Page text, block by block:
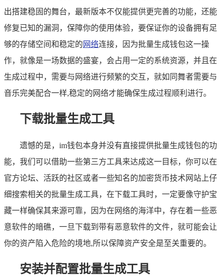
出搭建稳固的舞台，最新版本不仅能提供更完善的功能，还能
修复已知的漏洞，保障你的使用体验，要保证你的设备拥有足
够的存储空间和稳定的 网络连接，因为批量生成钱包这一操
作，就像是一场数据的盛宴，会占用一定的系统资源，并且在
生成过程中，需要与网络进行频繁的交互，就如同舞者需要与
音乐完美配合一样,稳定的网络才能确保生成过程顺利进行。
下载批量生成工具
遗憾的是，im钱包本身并没有直接提供批量生成钱包的功
能，我们可以借助一些第三方工具来达成这一目标，你可以在
官方论坛、活跃的社区或者一些知名的加密货币技术网站上仔
细搜索相关的批量生成工具，在下载工具时，一定要像守护宝
藏一样确保其来源可靠，因为在网络的海洋中，存在着一些恶
意软件的暗礁，一旦下载到带有恶意软件的文件，就可能会让
你的资产陷入危险的境地,所以保障资产安全是至关重要的。
安装并配置批量生成工具